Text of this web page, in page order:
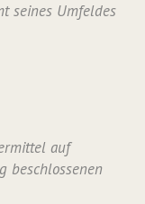
seines Umfeldes
auf
beschlossenen